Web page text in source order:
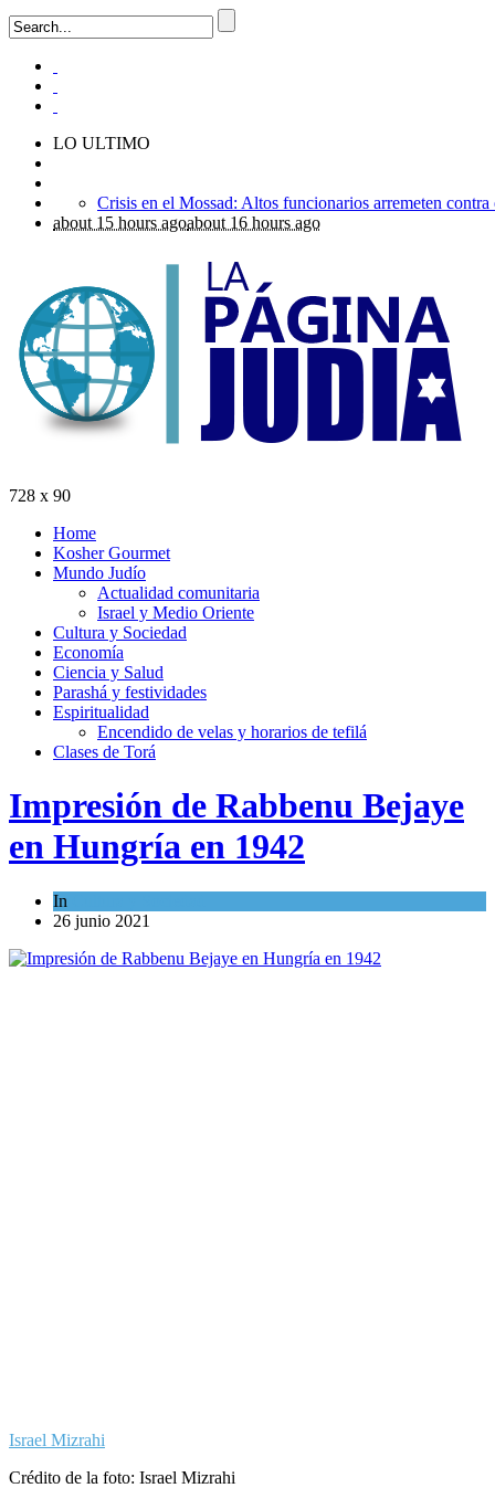
LO ULTIMO
about 15 hours agoabout 16 hours ago
728 x 90
Home
Kosher Gourmet
Mundo Judío
Actualidad comunitaria
Israel y Medio Oriente
Cultura y Sociedad
Economía
Ciencia y Salud
Parashá y festividades
Espiritualidad
Encendido de velas y horarios de tefilá
Clases de Torá
Impresión de Rabbenu Bejaye
en Hungría en 1942
In
26 junio 2021
Israel Mizrahi
Crédito de la foto: Israel Mizrahi